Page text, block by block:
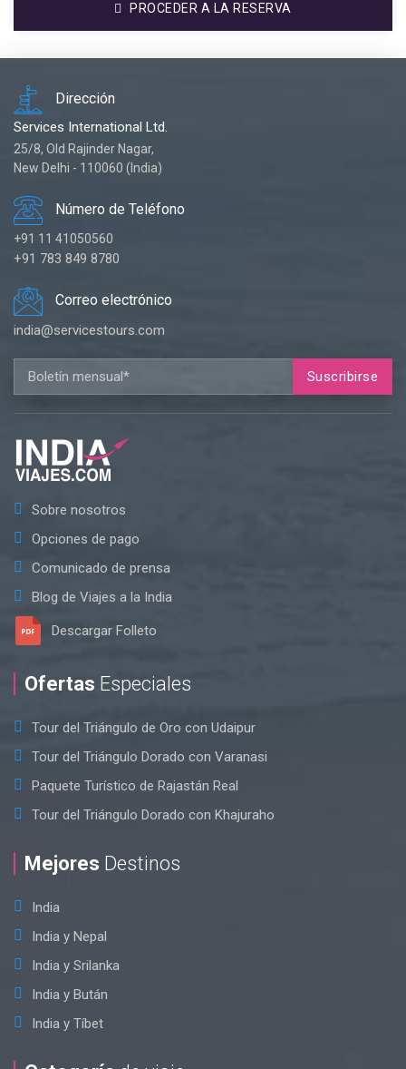
PROCEDER A LA RESERVA
Dirección
Services International Ltd.
25/8, Old Rajinder Nagar,
New Delhi - 110060 (India)
Número de Teléfono
+91 11 41050560
+91 783 849 8780
Correo electrónico
india@servicestours.com
Suscribirse
Sobre nosotros
Opciones de pago
Comunicado de prensa
Blog de Viajes a la India
Descargar Folleto
Ofertas Especiales
Tour del Triángulo de Oro con Udaipur
Tour del Triángulo Dorado con Varanasi
Paquete Turístico de Rajastán Real
Tour del Triángulo Dorado con Khajuraho
Mejores Destinos
India
India y Nepal
India y Srilanka
India y Bután
India y Tíbet